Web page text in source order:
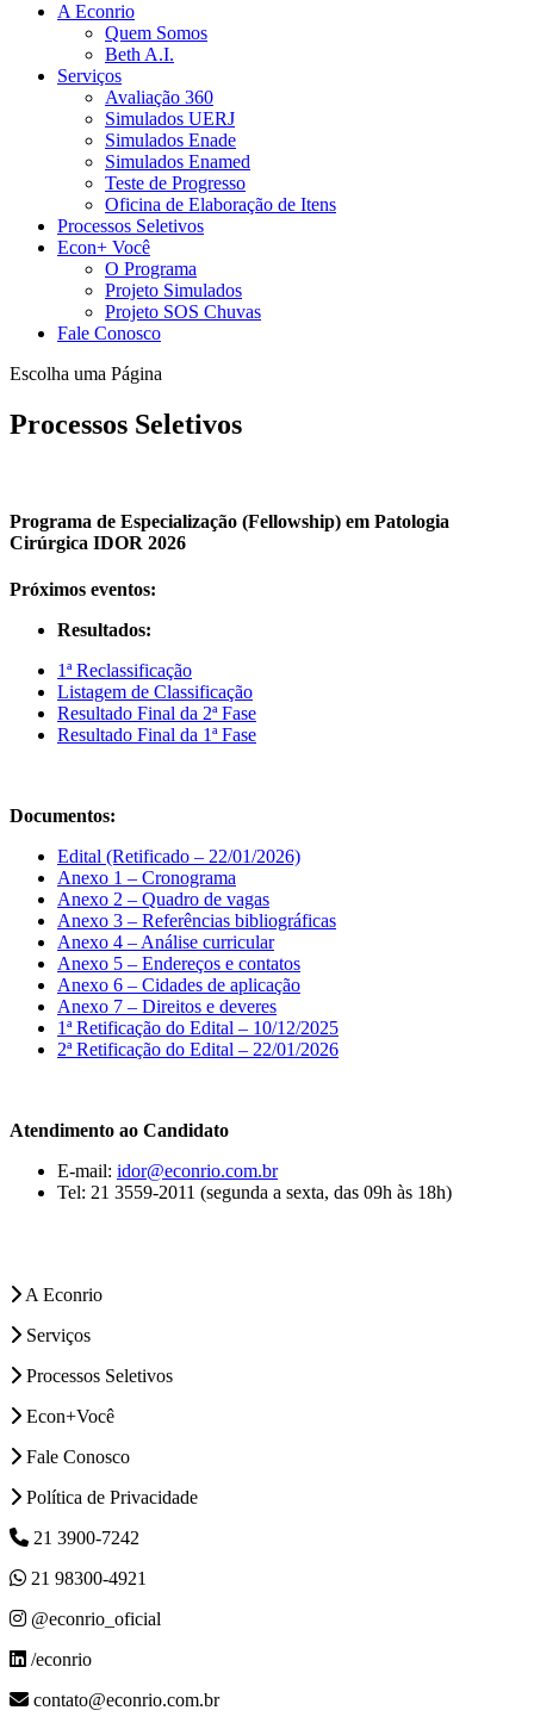
A Econrio
Quem Somos
Beth A.I.
Serviços
Avaliação 360
Simulados UERJ
Simulados Enade
Simulados Enamed
Teste de Progresso
Oficina de Elaboração de Itens
Processos Seletivos
Econ+ Você
O Programa
Projeto Simulados
Projeto SOS Chuvas
Fale Conosco
Escolha uma Página
Processos Seletivos
Programa de Especialização (Fellowship) em Patologia
Cirúrgica IDOR 2026
Próximos eventos:
Resultados:
1ª Reclassificação
Listagem de Classificação
Resultado Final da 2ª Fase
Resultado Final da 1ª Fase
Documentos:
Edital (Retificado – 22/01/2026)
Anexo 1 – Cronograma
Anexo 2 – Quadro de vagas
Anexo 3 – Referências bibliográficas
Anexo 4 – Análise curricular
Anexo 5 – Endereços e contatos
Anexo 6 – Cidades de aplicação
Anexo 7 – Direitos e deveres
1ª Retificação do Edital – 10/12/2025
2ª Retificação do Edital – 22/01/2026
Atendimento ao Candidato
E-mail: idor@econrio.com.br
Tel: 21 3559-2011 (segunda a sexta, das 09h às 18h)
A Econrio
Serviços
Processos Seletivos
Econ+Você
Fale Conosco
Política de Privacidade
21 3900-7242
21 98300-4921
@econrio_oficial
/econrio
contato@econrio.com.br